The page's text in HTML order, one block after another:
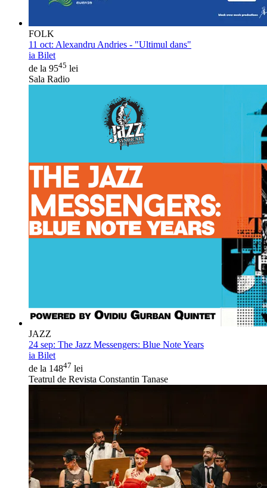
FOLK
11 oct: Alexandru Andries - "Ultimul dans"
ia Bilet
de la 9545 lei
Sala Radio
JAZZ
24 sep: The Jazz Messengers: Blue Note Years
ia Bilet
de la 14847 lei
Teatrul de Revista Constantin Tanase